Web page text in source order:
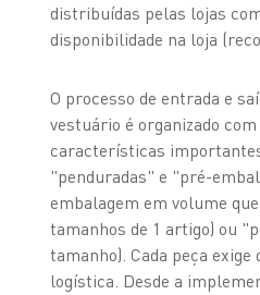
distribuídas pelas lojas
disponibilidade na loja
O processo de entrada e
vestuário é organizado
características
"penduradas" e "pré-
embalagem em volume
tamanhos de 1 artigo) ou
tamanho). Cada peça
logística. Desde a